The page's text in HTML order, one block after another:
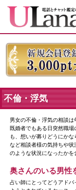
不倫・浮気
男女の不倫・浮気の相談は
既婚者でもある日突然職
も、想いが募りどうにか
など相談者様の気持ちや
のような状況になったかを
奥さんのいる男性
占い師にとってどうアド